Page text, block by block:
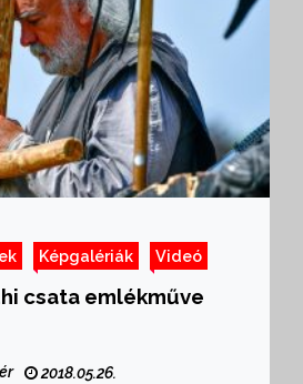
Képgalériák Videó
csata emlékműve
2018.05.26.